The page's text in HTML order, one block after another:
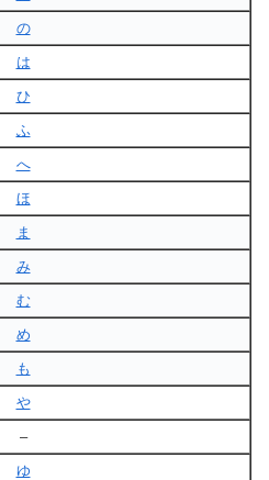
の
は
ひ
ふ
へ
ほ
ま
み
む
め
も
や
–
ゆ